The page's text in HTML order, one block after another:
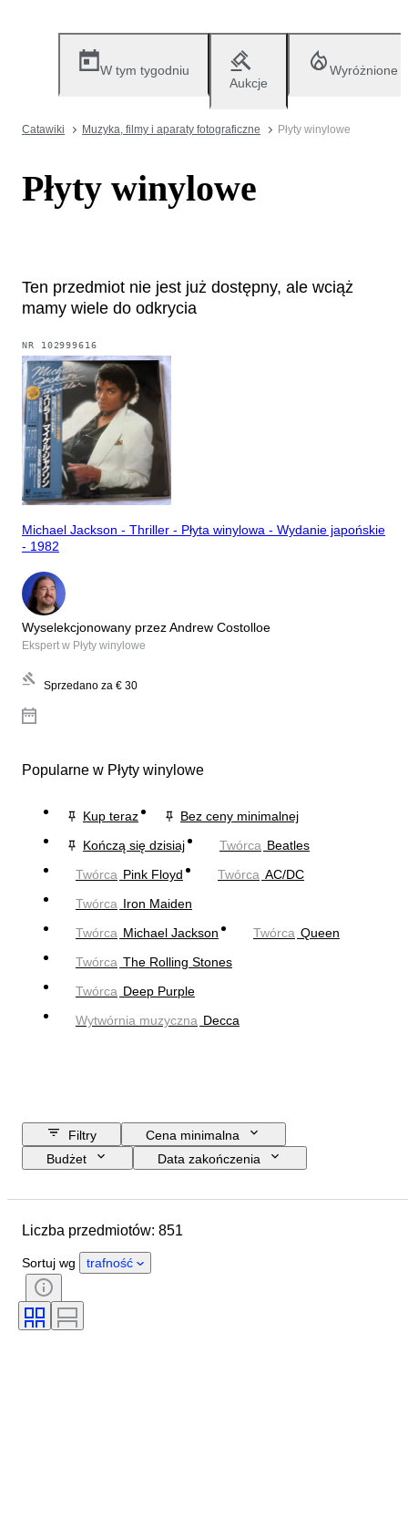
W tym tygodniu
Aukcje
Wyróżnione
Catawiki Muzyka, filmy i aparaty fotograficzne Płyty winylowe
Płyty winylowe
Ten przedmiot nie jest już dostępny, ale wciąż
mamy wiele do odkrycia
NR 102999616
Michael Jackson - Thriller - Płyta winylowa - Wydanie japońskie
- 1982
Wyselekcjonowany przez Andrew Costolloe
Ekspert w Płyty winylowe
Sprzedano za € 30
Popularne w Płyty winylowe
Kup teraz
Bez ceny minimalnej
Kończą się dzisiaj
Twórca Beatles
Twórca Pink Floyd Twórca AC/DC
Twórca Iron Maiden
Twórca Michael Jackson Twórca Queen
Twórca The Rolling Stones
Twórca Deep Purple
Wytwórnia muzyczna Decca
Filtry
Cena minimalna
Budżet
Data zakończenia
Stan
Dodatki
Tematyka
Podpis
Wydanie
Przetestowany i działający
Liczba przedmiotów: 851
Sortuj wg trafność